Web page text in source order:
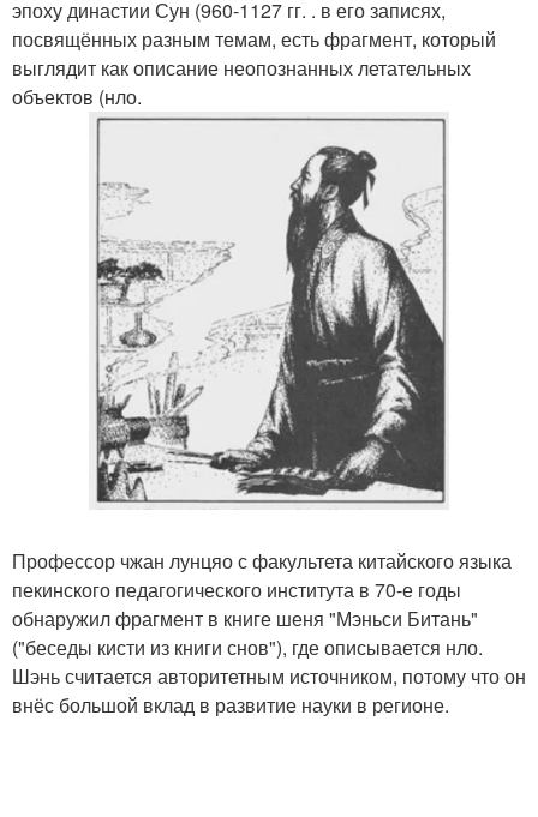
эпоху династии Сун (960-1127 гг. . в его записях,
посвящённых разным темам, есть фрагмент, который
выглядит как описание неопознанных летательных
объектов (нло.
Профессор чжан лунцяо с факультета китайского языка
пекинского педагогического института в 70-е годы
обнаружил фрагмент в книге шеня "Мэньси Битань"
("беседы кисти из книги снов"), где описывается нло.
Шэнь считается авторитетным источником, потому что он
внёс большой вклад в развитие науки в регионе.